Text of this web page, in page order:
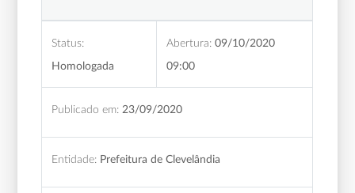
Status:
Homologada
Abertura: 09/10/2020
09:00
Publicado em: 23/09/2020
Entidade: Prefeitura de Clevelândia